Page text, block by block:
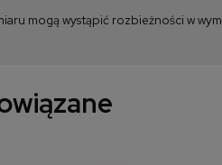
mogą wystąpić rozbieżności w